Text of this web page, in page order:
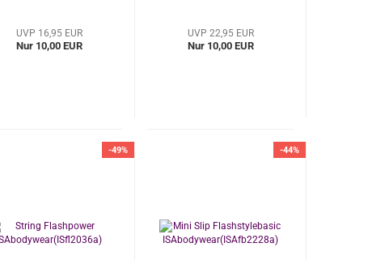
UVP 16,95 EUR
Nur 10,00 EUR
UVP 22,95 EUR
Nur 10,00 EUR
-49% -44%